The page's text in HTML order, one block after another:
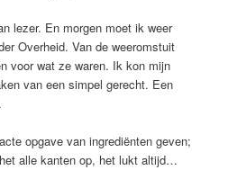
lezer. En morgen moet ik weer
Overheid. Van de weeromstuit
voor wat ze waren. Ik kon mijn
van een simpel gerecht. Een
opgave van ingrediënten geven;
alle kanten op, het lukt altijd…